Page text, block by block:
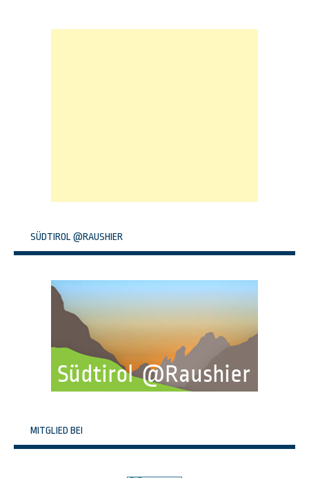
SÜDTIROL @RAUSHIER
MITGLIED BEI